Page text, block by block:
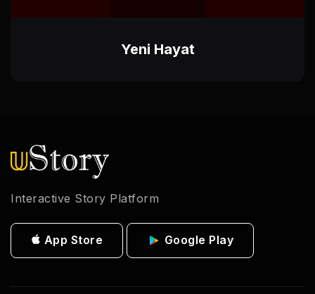
Yeni Hayat
Interactive Story Platform
App Store Google Play